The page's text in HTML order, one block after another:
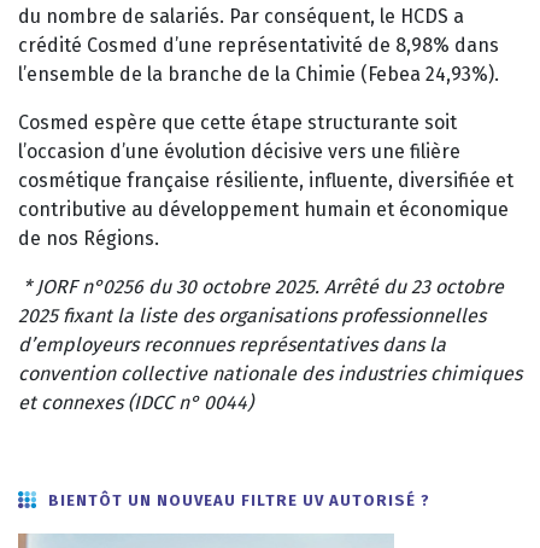
du nombre de salariés. Par conséquent, le HCDS a
crédité Cosmed d’une représentativité de 8,98% dans
l’ensemble de la branche de la Chimie (Febea 24,93%).
Cosmed espère que cette étape structurante soit
l’occasion d’une évolution décisive vers une filière
cosmétique française résiliente, influente, diversifiée et
contributive au développement humain et économique
de nos Régions.
* JORF n°0256 du 30 octobre 2025. Arrêté du 23 octobre
2025 fixant la liste des organisations professionnelles
d’employeurs reconnues représentatives dans la
convention collective nationale des industries chimiques
et connexes (IDCC n° 0044)
BIENTÔT UN NOUVEAU FILTRE UV AUTORISÉ ?